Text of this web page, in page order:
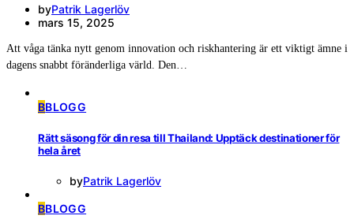
byPatrik Lagerlöv
mars 15, 2025
Att våga tänka nytt genom innovation och riskhantering är ett viktigt ämne i
dagens snabbt föränderliga värld. Den…
BBLOGG
Rätt säsong för din resa till Thailand: Upptäck destinationer för
hela året
byPatrik Lagerlöv
BBLOGG